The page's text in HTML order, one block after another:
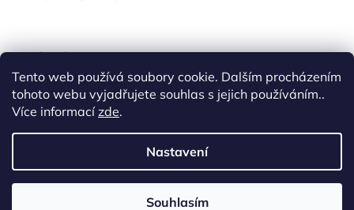
Tento web používá soubory cookie. Dalším procházením
tohoto webu vyjadřujete souhlas s jejich používáním..
Více informacízde.
Nastavení
Souhlasím
Facebook
Copyright 2026BABY-CENTRUM Velkoobchod. Všechna
práva vyhrazena.